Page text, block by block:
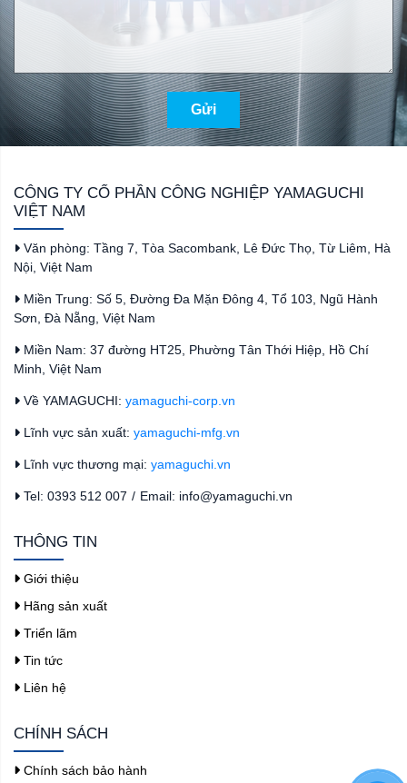
Gửi
CÔNG TY CỔ PHẦN CÔNG NGHIỆP YAMAGUCHI
VIỆT NAM
Văn phòng: Tầng 7, Tòa Sacombank, Lê Đức Thọ, Từ Liêm, Hà
Nội, Việt Nam
Miền Trung: Số 5, Đường Đa Mặn Đông 4, Tổ 103, Ngũ Hành
Sơn, Đà Nẵng, Việt Nam
Miền Nam: 37 đường HT25, Phường Tân Thới Hiệp, Hồ Chí
Minh, Việt Nam
Về YAMAGUCHI: yamaguchi-corp.vn
Lĩnh vực sản xuất: yamaguchi-mfg.vn
Lĩnh vực thương mại: yamaguchi.vn
Tel: 0393 512 007 / Email: info@yamaguchi.vn
THÔNG TIN
Giới thiệu
Hãng sản xuất
Triển lãm
Tin tức
Liên hệ
CHÍNH SÁCH
Chính sách bảo hành